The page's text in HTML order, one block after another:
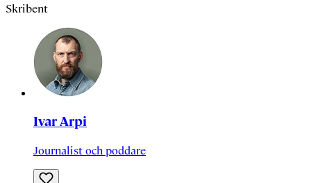
Skribent
Ivar Arpi
Journalist och poddare